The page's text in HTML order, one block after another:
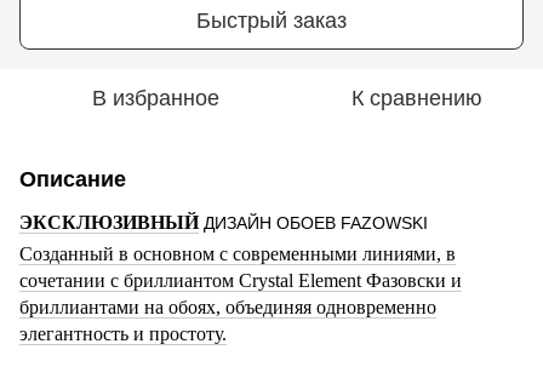
Быстрый заказ
В избранное К сравнению
Описание
ЭКСКЛЮЗИВНЫЙДИЗАЙН ОБОЕВ FAZOWSKI
Созданный в основном с современными линиями, в
сочетании с бриллиантом Crystal Element Фазовски и
бриллиантами на обоях, объединяя одновременно
элегантность и простоту.